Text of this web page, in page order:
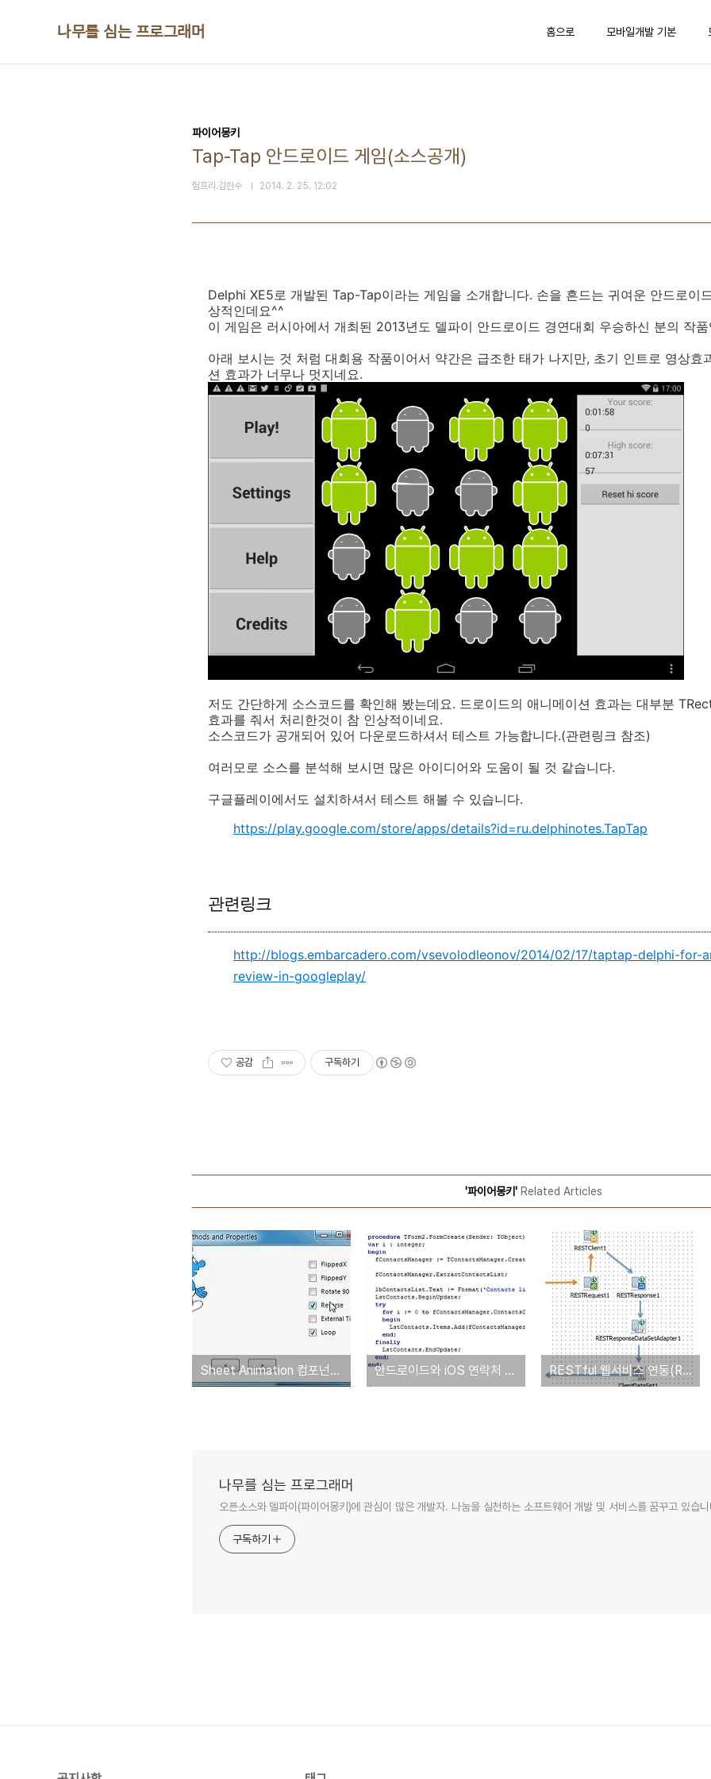
나무를 심는 프로그래머 홈으로 모바일개발 기본
파이어몽키
Tap-Tap 안드로이드 게임(소스공개)
험프리.김현수 2014. 2. 25. 12:02
Delphi XE5로 개발된 Tap-Tap이라는 게임을 소개합니다. 손을 흔드는 귀여운 안드로이
상적인데요^^
이 게임은 러시아에서 개최된 2013년도 델파이 안드로이드 경연대회 우승하신 분의 작품
아래 보시는 것 처럼 대회용 작품이어서 약간은 급조한 태가 나지만, 초기 인트로 영상효
션 효과가 너무나 멋지네요.
저도 간단하게 소스코드를 확인해 봤는데요. 드로이드의 애니메이션 효과는 대부분
효과를 줘서 처리한것이 참 인상적이네요.
소스코드가 공개되어 있어 다운로드하셔서 테스트 가능합니다.(관련링크 참조)
여러모로 소스를 분석해 보시면 많은 아이디어와 도움이 될 것 같습니다.
구글플레이에서도 설치하셔서 테스트 해볼 수 있습니다.
https://play.google.com/store/apps/details?id=ru.delphinotes.TapTap
관련링크
http://blogs.embarcadero.com/vsevolodleonov/2014/02/17/taptap-delphi-for-
review-in-googleplay/
공감 구독하기
'파이어몽키'Related Articles
Sheet Animation 컴포넌트(움직이는 캐릭터 컴포넌트) 소개 안드로이드와 iOS 연락처 목록을 얻어오는 방법 RESTful 웹서비스 연동(Rest Client 소개)
나무를 심는 프로그래머
오픈소스와 델파이(파이어몽키)에 관심이 많은 개발자. 나눔을 실천하는 소프트웨어 개발 및 서비스를 꿈꾸고 있습
구독하기